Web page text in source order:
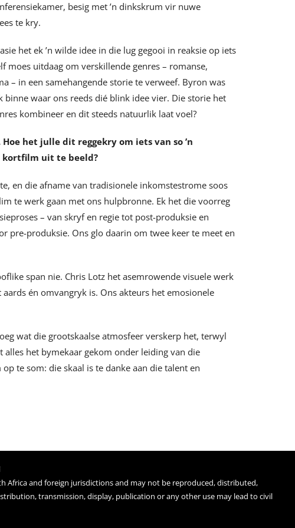
besig met ’n dinkskrum vir nuwe
te kry.
het ek ’n wilde idee in die lug gegooi in reaksie op iets
moes uitdaag om verskillende genres – romanse,
– in een samehangende storie te verweef. Byron was
waar ons reeds dié blink idee vier. Die storie het
kombineer en dit steeds natuurlik laat voel?
het julle dit reggekry om iets van so ’n
kortfilm uit te beeld?
en die afname van tradisionele inkomstestrome soos
te werk gaan met ons hulpbronne. Ek het die voorreg
– van skryf en regie tot post-produksie en
pre-produksie. Ons glo daarin om twee keer te meet en
span nie. Chris Lotz het asemrowende visuele werk
én omvangryk is. Ons akteurs het emosionele
wat die grootskaalse atmosfeer verskerp het, terwyl
alles het bymekaar gekom onder leiding van die
te som: die skaal is te danke aan die talent en
and foreign jurisdictions and may not be reproduced, distributed,
transmission, display, publication or any other use may lead to civil